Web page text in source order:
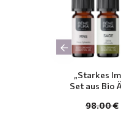
„Starkes
Set aus Bio
98.00 €